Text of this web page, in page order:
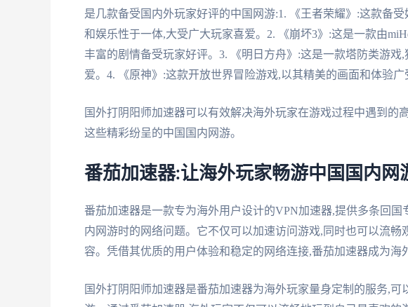
是几款备受国内外玩家好评的中国网游:1. 《王者荣耀》:这款备
和娱乐性于一体,大受广大玩家喜爱。2. 《崩坏3》:这是一款由
丰富的剧情备受玩家好评。3. 《明日方舟》:这是一款塔防类游
爱。4. 《原神》:这款开放世界冒险游戏,以其精美的画面和体验广
国外打阴阳师加速器可以有效解决海外玩家在游戏过程中遇到的
这些精彩纷呈的中国国内网游。
番茄加速器:让海外玩家畅游中国国内网
番茄加速器是一款专为海外用户设计的VPN加速器,提供多条回国
内网游时的网络问题。它不仅可以加速访问游戏,同时也可以流
容。凭借其优质的用户体验和稳定的网络连接,番茄加速器成为海
国外打阴阳师加速器是番茄加速器为海外玩家量身定制的服务,